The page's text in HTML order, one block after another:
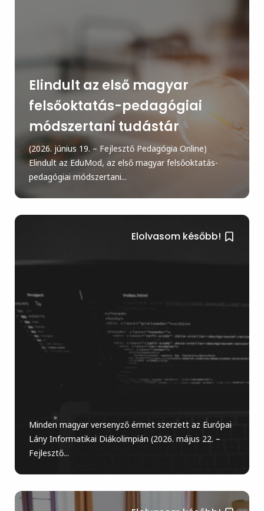
Elindult az első magyar
felsőoktatás-pedagógiai
módszertani tudástár
(2026. június 19. – Fejlesztő Pedagógia Online)
Elindult az EduMod, az első magyar felsőoktatás-
pedagógiai módszertani...
Elolvasom később!
Minden magyar versenyző érmet szerzett az Európai
Lány Informatikai Diákolimpián (2026. május 22. –
Fejlesztő...